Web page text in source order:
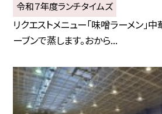
令和７年度ランチタイムズ
リクエストメニュー「味噌ラーメン」
ーブンで蒸します。おから...